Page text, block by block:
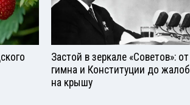
Застой в зеркале «Советов»: от
гимна и Конституции до жалоб
на крышу